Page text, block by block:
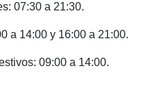
07:30 a 21:30.
a 14:00 y 16:00 a 21:00.
09:00 a 14:00.